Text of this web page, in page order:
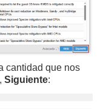
cantidad que nos
Siguiente: